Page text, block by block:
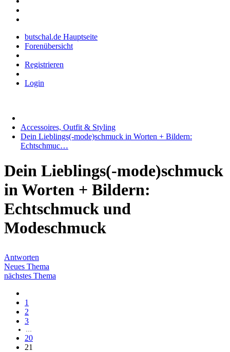
butschal.de Hauptseite
Forenübersicht
Registrieren
Login
Accessoires, Outfit & Styling
Dein Lieblings(-mode)schmuck in Worten + Bildern:
Echtschmuc…
Dein Lieblings(-mode)schmuck
in Worten + Bildern:
Echtschmuck und
Modeschmuck
Antworten
Neues Thema
nächstes Thema
1
2
3
…
20
21